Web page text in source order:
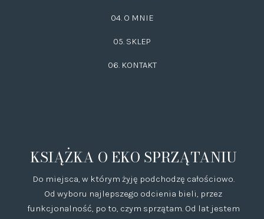
04. O MNIE
05. SKLEP
06. KONTAKT
KSIĄŻKA O EKO SPRZĄTANIU
Do miejsca, w którym żyję podchodzę całościowo.
Od wyboru najlepszego odcienia bieli, przez
funkcjonalność, po to, czym sprzątam. Od lat jestem